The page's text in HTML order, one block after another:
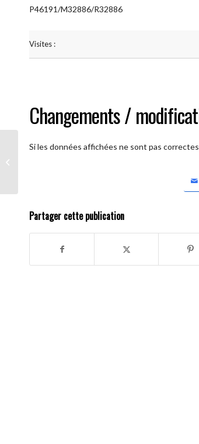
P46191/M32886/R32886
Visites :
Changements /
Si les données affichées ne sont pas
Partager cette publication